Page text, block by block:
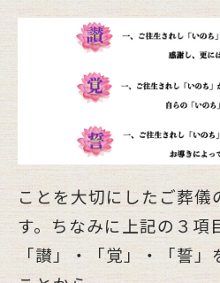
ことを大切にしたご葬
す。ちなみに上記の３項
「讃」・「覚」・「誓